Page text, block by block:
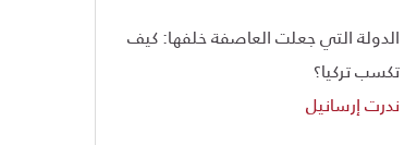
الدولة التي جعلت العاصفة خلفها: كيف
تكسب تركيا؟
ندرت إرسانيل